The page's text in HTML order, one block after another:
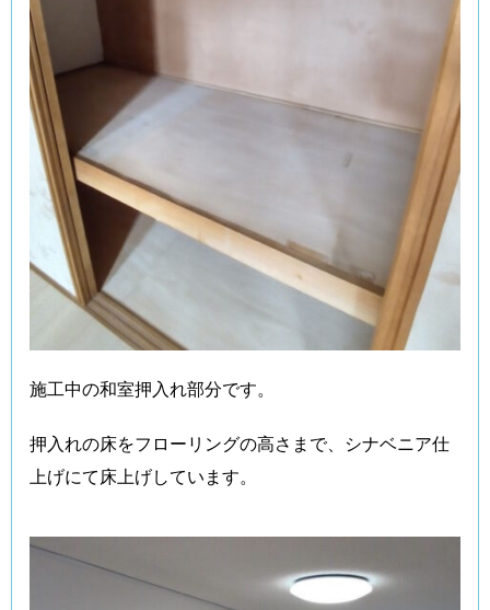
施工中の和室押入れ部分です。
押入れの床をフローリングの高さまで、シナベニア仕
上げにて床上げしています。